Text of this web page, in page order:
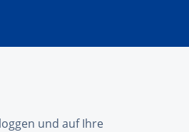
und auf Ihre